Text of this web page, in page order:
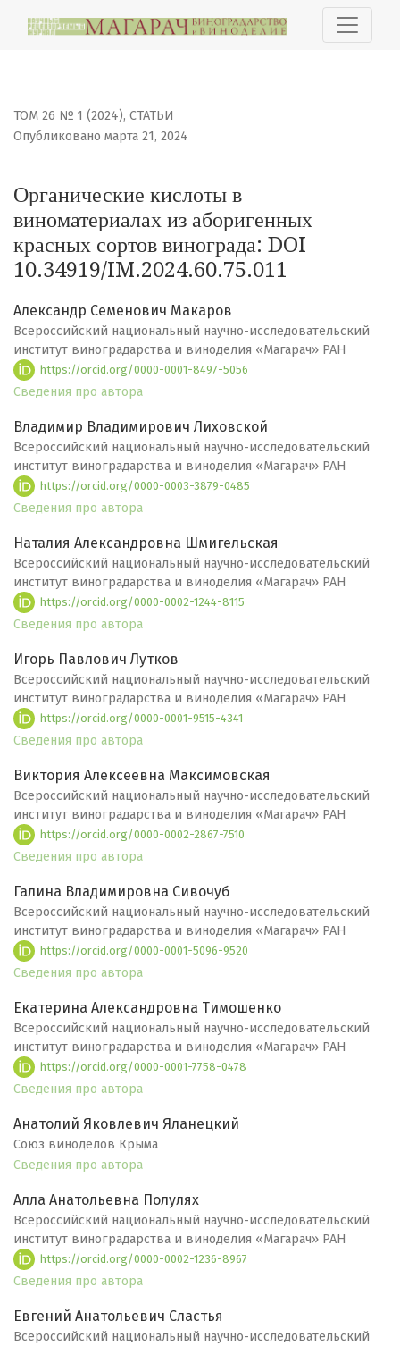
Органические кислоты в виноматериалах из
ТОМ 26 № 1 (2024), СТАТЬИ
Органические кислоты в
виноматериалах из аборигенных
красных сортов винограда: DOI
10.34919/IM.2024.60.75.011
Опубликовано марта 21, 2024
Александр Семенович Макаров
Всероссийский национальный научно-исследовательский
институт виноградарства и виноделия «Магарач» РАН
https://orcid.org/0000-0001-8497-5056
Сведения про автора
Владимир Владимирович Лиховской
Всероссийский национальный научно-исследовательский
институт виноградарства и виноделия «Магарач» РАН
https://orcid.org/0000-0003-3879-0485
Сведения про автора
Наталия Александровна Шмигельская
Всероссийский национальный научно-исследовательский
институт виноградарства и виноделия «Магарач» РАН
https://orcid.org/0000-0002-1244-8115
Сведения про автора
Игорь Павлович Лутков
Всероссийский национальный научно-исследовательский
институт виноградарства и виноделия «Магарач» РАН
https://orcid.org/0000-0001-9515-4341
Сведения про автора
Виктория Алексеевна Максимовская
Всероссийский национальный научно-исследовательский
институт виноградарства и виноделия «Магарач» РАН
https://orcid.org/0000-0002-2867-7510
Сведения про автора
Галина Владимировна Сивочуб
Всероссийский национальный научно-исследовательский
институт виноградарства и виноделия «Магарач» РАН
https://orcid.org/0000-0001-5096-9520
Сведения про автора
Екатерина Александровна Тимошенко
Всероссийский национальный научно-исследовательский
институт виноградарства и виноделия «Магарач» РАН
https://orcid.org/0000-0001-7758-0478
Сведения про автора
Анатолий Яковлевич Яланецкий
Союз виноделов Крыма
Сведения про автора
Алла Анатольевна Полулях
Всероссийский национальный научно-исследовательский
институт виноградарства и виноделия «Магарач» РАН
https://orcid.org/0000-0002-1236-8967
Сведения про автора
Евгений Анатольевич Сластья
Всероссийский национальный научно-исследовательский